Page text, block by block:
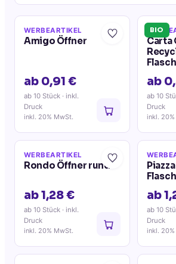
WERBEARTIKEL
Amigo Öffner
ab 0,91 €
ab 10 Stück · inkl.
Druck
inkl. 20% MwSt.
BIO
Carta
ab
ab 10
Druck
inkl.
WERBEARTIKEL
Rondo Öffner rund
ab 1,28 €
ab 10 Stück · inkl.
Druck
inkl. 20% MwSt.
ab
ab 10
Druck
inkl.